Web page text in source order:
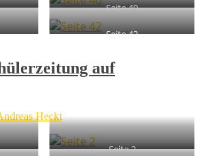
Seite 40
Seite 42
auf
Heckt
Seite 2